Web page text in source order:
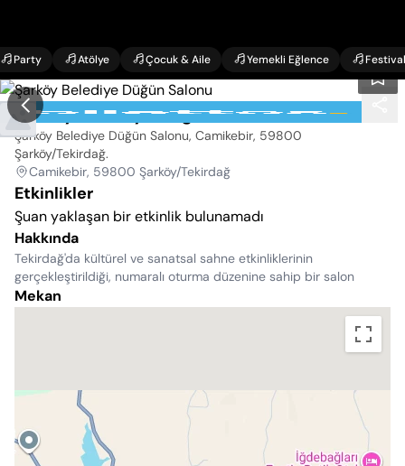
Party Atölye Çocuk & Aile Yemekli Eğlence Festival
Şarköy Belediye Düğün Salonu
Şarköy Belediye Düğün Salonu, Camikebir, 59800
Şarköy/Tekirdağ.
Camikebir, 59800 Şarköy/Tekirdağ
Etkinlikler
Şuan yaklaşan bir etkinlik bulunamadı
Hakkında
Tekirdağ'da kültürel ve sanatsal sahne etkinliklerinin
gerçekleştirildiği, numaralı oturma düzenine sahip bir salon
Mekan